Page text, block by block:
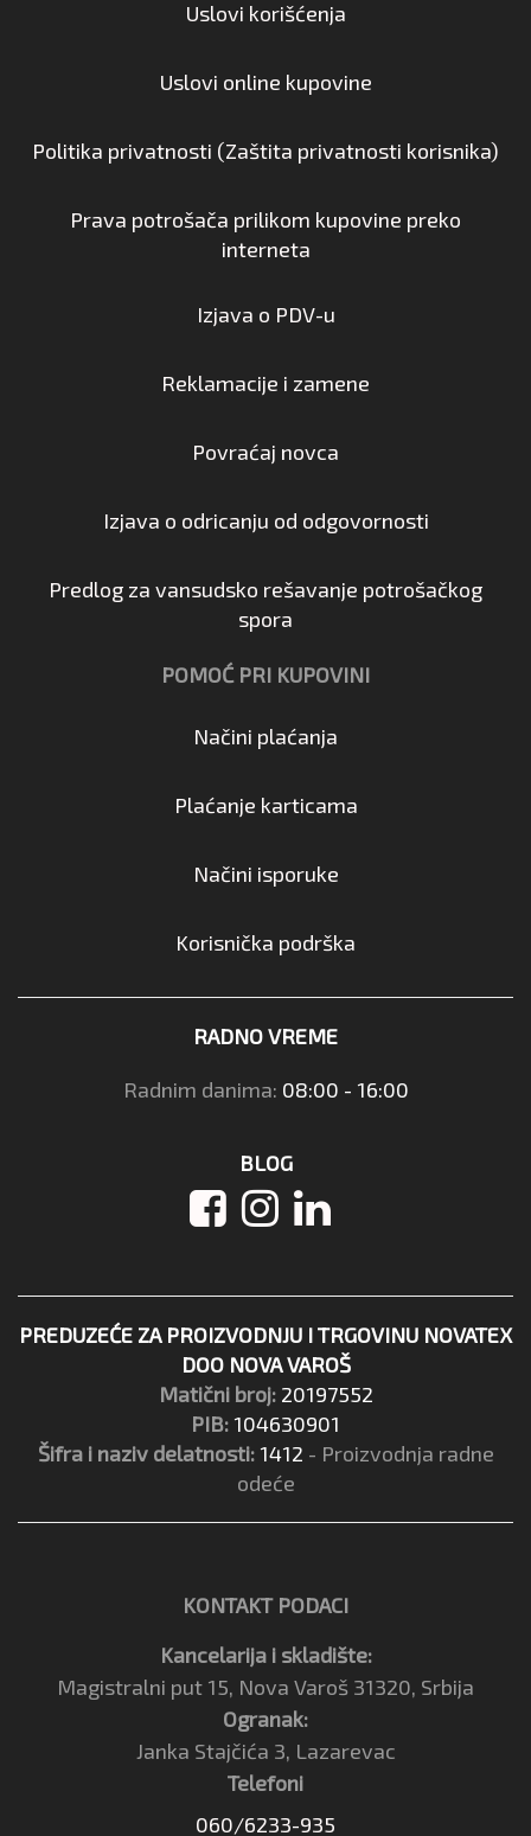
Uslovi korišćenja
Uslovi online kupovine
Politika privatnosti (Zaštita privatnosti korisnika)
Prava potrošača prilikom kupovine preko
interneta
Izjava o PDV-u
Reklamacije i zamene
Povraćaj novca
Izjava o odricanju od odgovornosti
Predlog za vansudsko rešavanje potrošačkog
spora
POMOĆ PRI KUPOVINI
Načini plaćanja
Plaćanje karticama
Načini isporuke
Korisnička podrška
RADNO VREME
Radnim danima: 08:00 - 16:00
BLOG
PREDUZEĆE ZA PROIZVODNJU I TRGOVINU NOVATEX
DOO NOVA VAROŠ
Matični broj: 20197552
PIB: 104630901
Šifra i naziv delatnosti: 1412 - Proizvodnja radne
odeće
KONTAKT PODACI
Kancelarija i skladište:
Magistralni put 15, Nova Varoš 31320, Srbija
Ogranak:
Janka Stajčića 3, Lazarevac
Telefoni
060/6233-935